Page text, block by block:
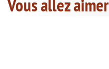
Vous allez aimer